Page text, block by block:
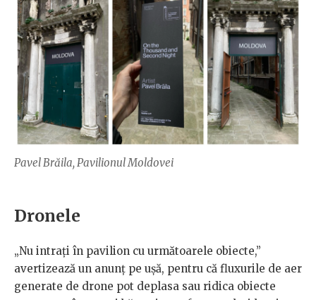
Pavel Brăila, Pavilionul Moldovei
Dronele
„Nu intrați în pavilion cu următoarele obiecte,”
avertizează un anunț pe ușă, pentru că fluxurile de aer
generate de drone pot deplasa sau ridica obiecte